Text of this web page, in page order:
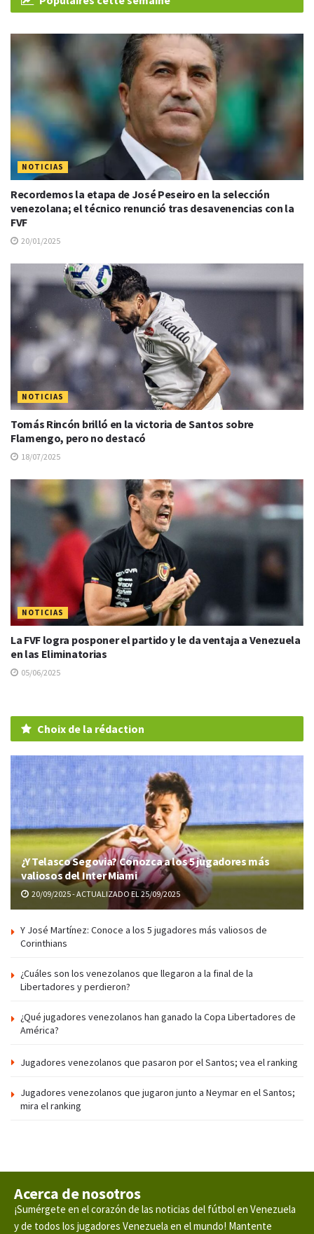
NOTICIAS
Recordemos la etapa de José Peseiro en la selección
venezolana; el técnico renunció tras desavenencias con la
FVF
20/01/2025
NOTICIAS
Tomás Rincón brilló en la victoria de Santos sobre
Flamengo, pero no destacó
18/07/2025
NOTICIAS
La FVF logra posponer el partido y le da ventaja a Venezuela
en las Eliminatorias
05/06/2025
Choix de la rédaction
¿Y Telasco Segovia? Conozca a los 5 jugadores más
valiosos del Inter Miami
20/09/2025 - ACTUALIZADO EL 25/09/2025
Y José Martínez: Conoce a los 5 jugadores más valiosos de
Corinthians
¿Cuáles son los venezolanos que llegaron a la final de la
Libertadores y perdieron?
¿Qué jugadores venezolanos han ganado la Copa Libertadores de
América?
Jugadores venezolanos que pasaron por el Santos; vea el ranking
Jugadores venezolanos que jugaron junto a Neymar en el Santos;
mira el ranking
Acerca de nosotros
¡Sumérgete en el corazón de las noticias del fútbol en Venezuela
y de todos los jugadores Venezuela en el mundo! Mantente